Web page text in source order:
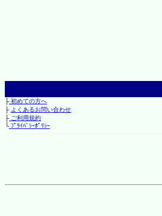
├初めての方へ
├ よくあるお問い合わせ
├ご利用規約
└ﾌﾟﾗｲﾊﾞｼｰﾎﾟﾘｼｰ